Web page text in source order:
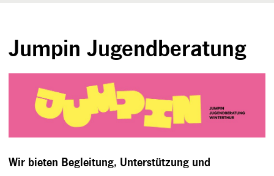
Jumpin Jugendberatung
Wir bieten Begleitung, Unterstützung und